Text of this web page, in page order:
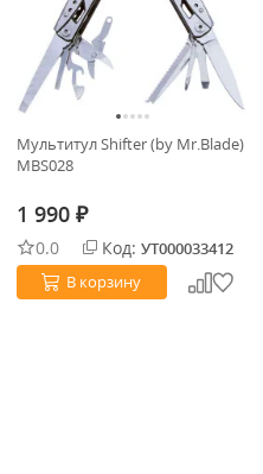
Мультитул Shifter (by Mr.Blade)
MBS028
1 990 ₽
0.0 Код: УТ000033412
В корзину